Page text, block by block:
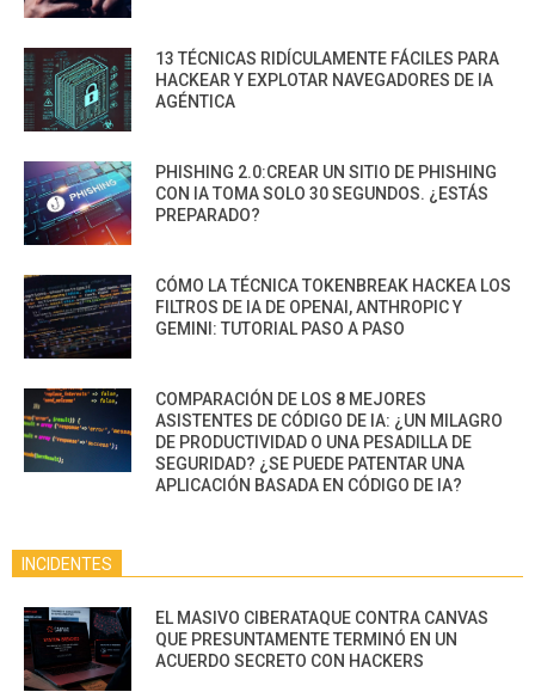
13 TÉCNICAS RIDÍCULAMENTE FÁCILES PARA
HACKEAR Y EXPLOTAR NAVEGADORES DE IA
AGÉNTICA
PHISHING 2.0:CREAR UN SITIO DE PHISHING
CON IA TOMA SOLO 30 SEGUNDOS. ¿ESTÁS
PREPARADO?
CÓMO LA TÉCNICA TOKENBREAK HACKEA LOS
FILTROS DE IA DE OPENAI, ANTHROPIC Y
GEMINI: TUTORIAL PASO A PASO
COMPARACIÓN DE LOS 8 MEJORES
ASISTENTES DE CÓDIGO DE IA: ¿UN MILAGRO
DE PRODUCTIVIDAD O UNA PESADILLA DE
SEGURIDAD? ¿SE PUEDE PATENTAR UNA
APLICACIÓN BASADA EN CÓDIGO DE IA?
INCIDENTES
EL MASIVO CIBERATAQUE CONTRA CANVAS
QUE PRESUNTAMENTE TERMINÓ EN UN
ACUERDO SECRETO CON HACKERS